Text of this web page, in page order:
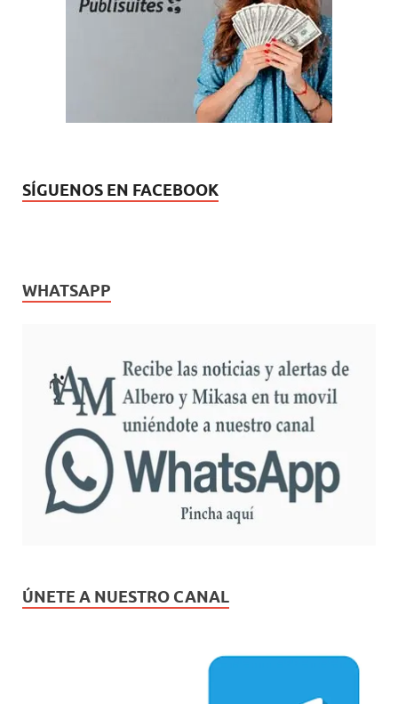
SÍGUENOS EN FACEBOOK
WHATSAPP
ÚNETE A NUESTRO CANAL